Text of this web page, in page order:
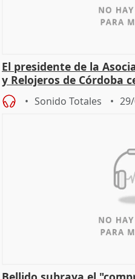
El presidente de la
y Relojeros de Córdoba
Sonido Totales